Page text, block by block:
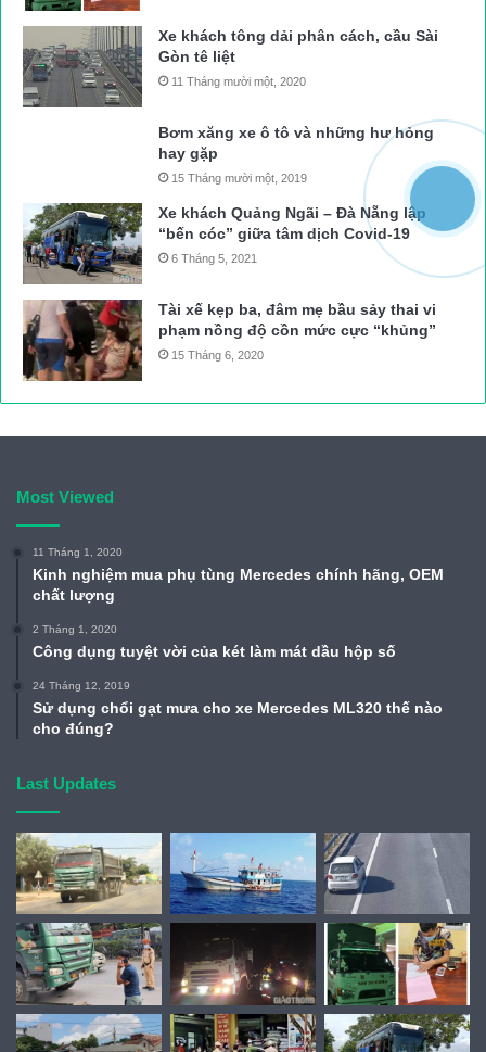
Xe khách tông dải phân cách, cầu Sài
Gòn tê liệt
11 Tháng mười một, 2020
Bơm xăng xe ô tô và những hư hỏng
hay gặp
15 Tháng mười một, 2019
Xe khách Quảng Ngãi – Đà Nẵng lập
“bến cóc” giữa tâm dịch Covid-19
6 Tháng 5, 2021
Tài xế kẹp ba, đâm mẹ bầu sảy thai vi
phạm nồng độ cồn mức cực “khủng”
15 Tháng 6, 2020
Most Viewed
11 Tháng 1, 2020
Kinh nghiệm mua phụ tùng Mercedes chính hãng, OEM
chất lượng
2 Tháng 1, 2020
Công dụng tuyệt vời của két làm mát dầu hộp số
24 Tháng 12, 2019
Sử dụng chổi gạt mưa cho xe Mercedes ML320 thế nào
cho đúng?
Last Updates